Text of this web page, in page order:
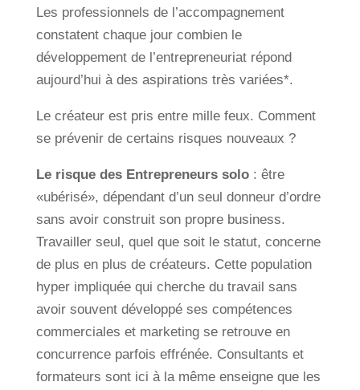
Les professionnels de l’accompagnement
constatent chaque jour combien le
développement de l’entrepreneuriat répond
aujourd’hui à des aspirations très variées*.
Le créateur est pris entre mille feux. Comment
se prévenir de certains risques nouveaux ?
Le risque des Entrepreneurs solo: être
«ubérisé», dépendant d’un seul donneur d’ordre
sans avoir construit son propre business.
Travailler seul, quel que soit le statut, concerne
de plus en plus de créateurs. Cette population
hyper impliquée qui cherche du travail sans
avoir souvent développé ses compétences
commerciales et marketing se retrouve en
concurrence parfois effrénée. Consultants et
formateurs sont ici à la même enseigne que les